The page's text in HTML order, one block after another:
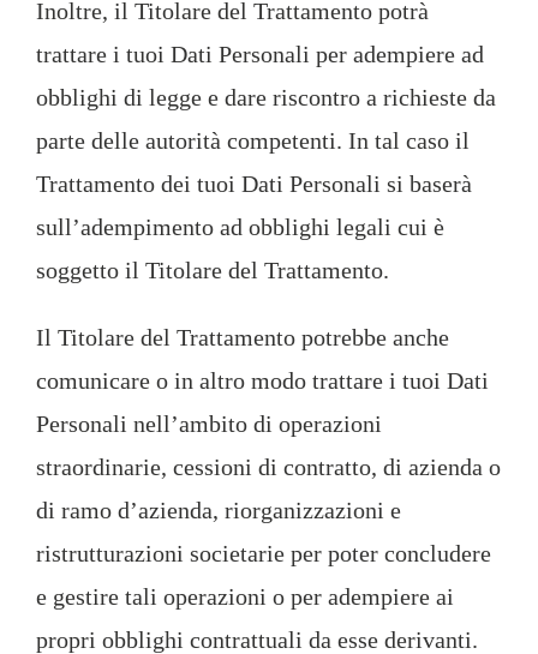
Inoltre, il Titolare del Trattamento potrà
trattare i tuoi Dati Personali per adempiere ad
obblighi di legge e dare riscontro a richieste da
parte delle autorità competenti. In tal caso il
Trattamento dei tuoi Dati Personali si baserà
sull’adempimento ad obblighi legali cui è
soggetto il Titolare del Trattamento.
Il Titolare del Trattamento potrebbe anche
comunicare o in altro modo trattare i tuoi Dati
Personali nell’ambito di operazioni
straordinarie, cessioni di contratto, di azienda o
di ramo d’azienda, riorganizzazioni e
ristrutturazioni societarie per poter concludere
e gestire tali operazioni o per adempiere ai
propri obblighi contrattuali da esse derivanti.